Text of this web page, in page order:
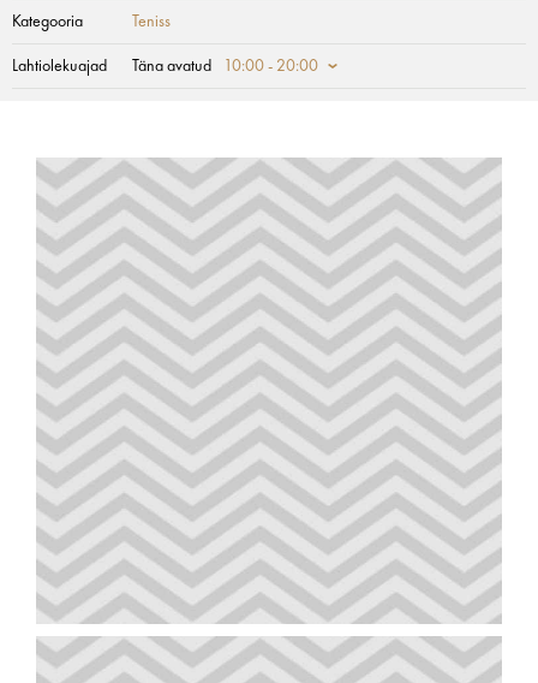
Kategooria Teniss
Lahtiolekuajad Täna avatud 10:00 - 20:00